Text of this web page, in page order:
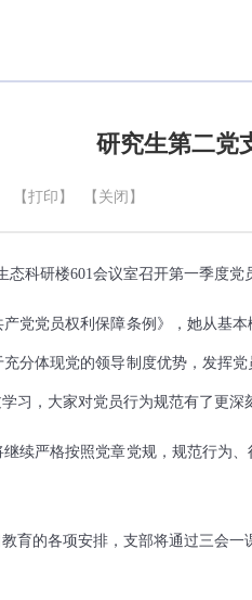
研究生第二党
【打印】 【关闭】
科研楼601会议室召开第一季度党
党党员权利保障条例》，她从基
分体现党的领导制度优势，发挥
习，大家对党员行为规范有了更深
续严格按照党章党规，规范行为
育的各项安排，支部将通过三会